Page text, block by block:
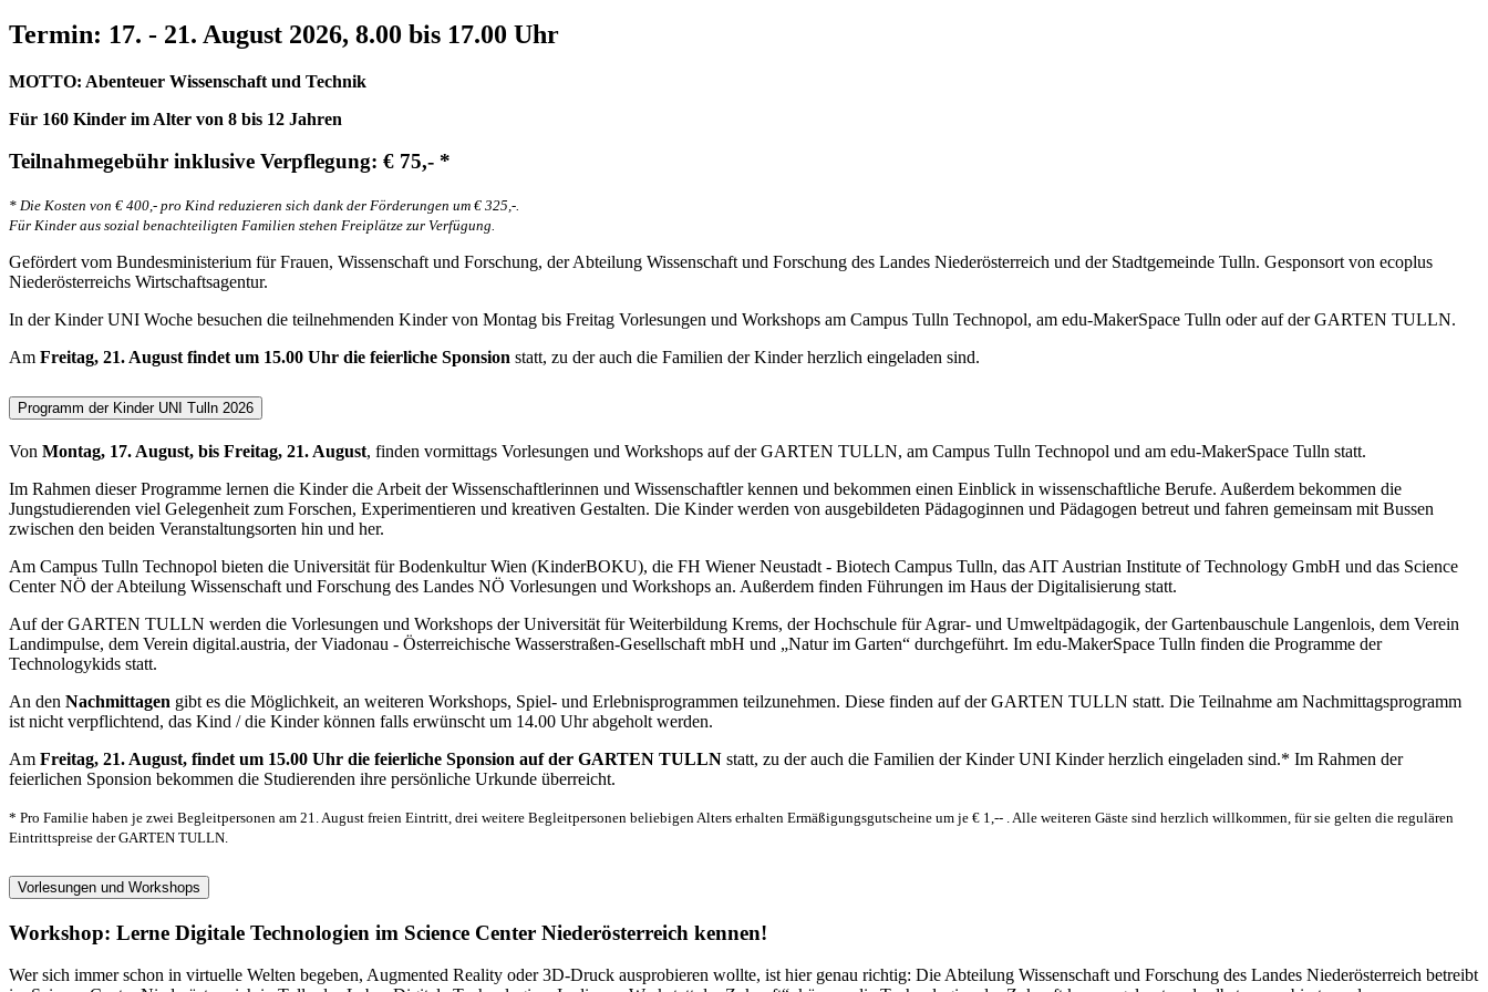
Termin: 17. - 21. August 2026, 8.00 bis 17.00 Uhr
MOTTO: Abenteuer Wissenschaft und Technik
Für 160 Kinder im Alter von 8 bis 12 Jahren
Teilnahmegebühr inklusive Verpflegung: € 75,- *
* Die Kosten von € 400,- pro Kind reduzieren sich dank der Förderungen um € 325,-.
Für Kinder aus sozial benachteiligten Familien stehen Freiplätze zur Verfügung.
Gefördert vom Bundesministerium für Frauen, Wissenschaft und Forschung, der Abteilung Wissenschaft und Forschung des Landes Niederösterreich und der Stadtgemeinde Tulln. Gesponsort von ecoplus
Niederösterreichs Wirtschaftsagentur.
In der Kinder UNI Woche besuchen die teilnehmenden Kinder von Montag bis Freitag Vorlesungen und Workshops am Campus Tulln Technopol, am edu-MakerSpace Tulln oder auf der GARTEN TULLN.
Am Freitag, 21. August findet um 15.00 Uhr die feierliche Sponsion statt, zu der auch die Familien der Kinder herzlich eingeladen sind.
Programm der Kinder UNI Tulln 2026
Von Montag, 17. August, bis Freitag, 21. August, finden vormittags Vorlesungen und Workshops auf der GARTEN TULLN, am Campus Tulln Technopol und am edu-MakerSpace Tulln statt.
Im Rahmen dieser Programme lernen die Kinder die Arbeit der Wissenschaftlerinnen und Wissenschaftler kennen und bekommen einen Einblick in wissenschaftliche Berufe. Außerdem bekommen die
Jungstudierenden viel Gelegenheit zum Forschen, Experimentieren und kreativen Gestalten. Die Kinder werden von ausgebildeten Pädagoginnen und Pädagogen betreut und fahren gemeinsam mit Bussen
zwischen den beiden Veranstaltungsorten hin und her.
Am Campus Tulln Technopol bieten die Universität für Bodenkultur Wien (KinderBOKU), die FH Wiener Neustadt - Biotech Campus Tulln, das AIT Austrian Institute of Technology GmbH und das Science
Center NÖ der Abteilung Wissenschaft und Forschung des Landes NÖ Vorlesungen und Workshops an. Außerdem finden Führungen im Haus der Digitalisierung statt.
Auf der GARTEN TULLN werden die Vorlesungen und Workshops der Universität für Weiterbildung Krems, der Hochschule für Agrar- und Umweltpädagogik, der Gartenbauschule Langenlois, dem Verein
Landimpulse, dem Verein digital.austria, der Viadonau - Österreichische Wasserstraßen-Gesellschaft mbH und „Natur im Garten“ durchgeführt. Im edu-MakerSpace Tulln finden die Programme der
Technologykids statt.
An den Nachmittagen gibt es die Möglichkeit, an weiteren Workshops, Spiel- und Erlebnisprogrammen teilzunehmen. Diese finden auf der GARTEN TULLN statt. Die Teilnahme am Nachmittagsprogramm
ist nicht verpflichtend, das Kind / die Kinder können falls erwünscht um 14.00 Uhr abgeholt werden.
Am Freitag, 21. August, findet um 15.00 Uhr die feierliche Sponsion auf der GARTEN TULLN statt, zu der auch die Familien der Kinder UNI Kinder herzlich eingeladen sind.* Im Rahmen der
feierlichen Sponsion bekommen die Studierenden ihre persönliche Urkunde überreicht.
* Pro Familie haben je zwei Begleitpersonen am 21. August freien Eintritt, drei weitere Begleitpersonen beliebigen Alters erhalten Ermäßigungsgutscheine um je € 1,-- . Alle weiteren Gäste sind herzlich willkommen, für sie gelten die regulären
Eintrittspreise der GARTEN TULLN.
Vorlesungen und Workshops
Workshop: Lerne Digitale Technologien im Science Center Niederösterreich kennen!
Wer sich immer schon in virtuelle Welten begeben, Augmented Reality oder 3D-Druck ausprobieren wollte, ist hier genau richtig: Die Abteilung Wissenschaft und Forschung des Landes Niederösterreich betreibt